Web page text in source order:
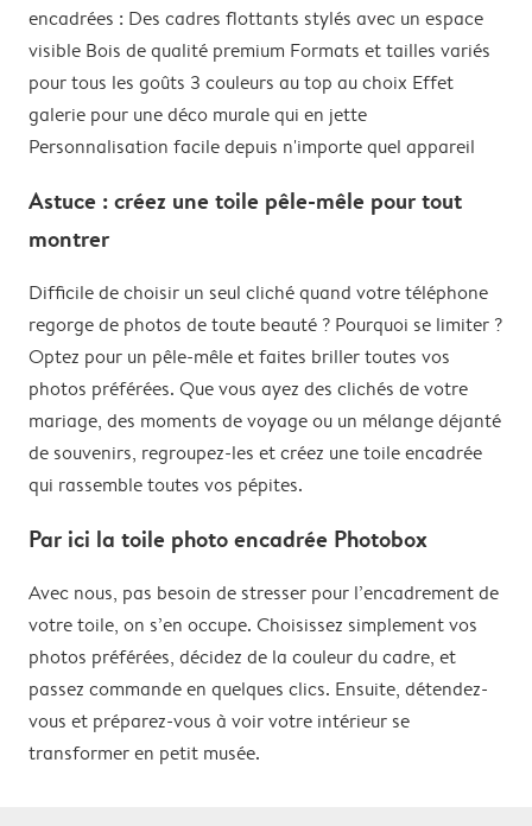
encadrées : Des cadres flottants stylés avec un espace
visible Bois de qualité premium Formats et tailles variés
pour tous les goûts 3 couleurs au top au choix Effet
galerie pour une déco murale qui en jette
Personnalisation facile depuis n'importe quel appareil
Astuce : créez une toile pêle-mêle pour tout
montrer
Difficile de choisir un seul cliché quand votre téléphone
regorge de photos de toute beauté ? Pourquoi se limiter ?
Optez pour un pêle-mêle et faites briller toutes vos
photos préférées. Que vous ayez des clichés de votre
mariage, des moments de voyage ou un mélange déjanté
de souvenirs, regroupez-les et créez une toile encadrée
qui rassemble toutes vos pépites.
Par ici la toile photo encadrée Photobox
Avec nous, pas besoin de stresser pour l’encadrement de
votre toile, on s’en occupe. Choisissez simplement vos
photos préférées, décidez de la couleur du cadre, et
passez commande en quelques clics. Ensuite, détendez-
vous et préparez-vous à voir votre intérieur se
transformer en petit musée.